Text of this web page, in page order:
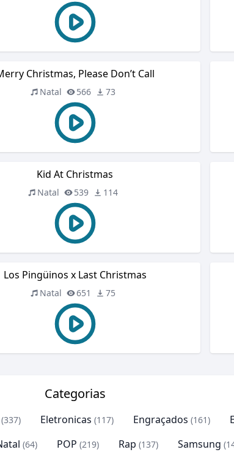
Christmas, Please Don’t Call
Natal 566 73
Kid At Christmas
Natal 539 114
Los Pingüinos x Last Christmas
Natal 651 75
Categorias
(337) Eletronicas (117) Engraçados (161)
(64) POP (219) Rap (137) Samsung